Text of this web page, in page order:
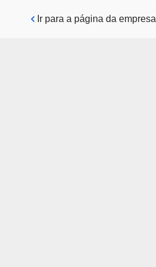
Pular para o conteúdo principal
Ir para a página da empresa